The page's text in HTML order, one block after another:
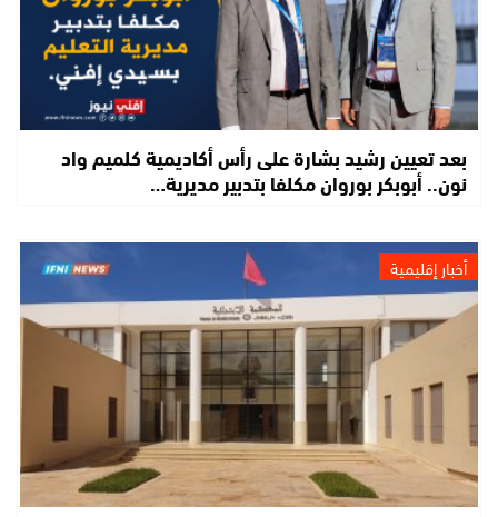
بعد تعيين رشيد بشارة على رأس أكاديمية كلميم واد
نون.. أبوبكر بوروان مكلفا بتدبير مديرية…
أخبار إقليمية